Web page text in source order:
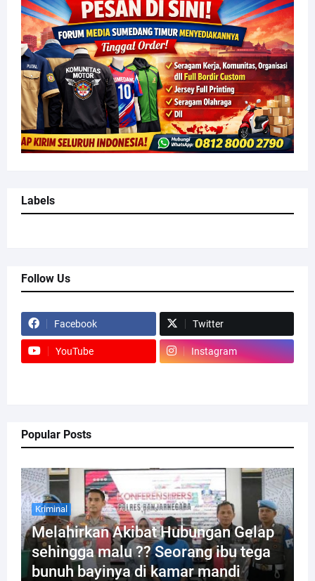
Labels
Follow Us
Facebook Twitter
YouTube Instagram
Popular Posts
Kriminal
Melahirkan Akibat Hubungan Gelap
sehingga malu ?? Seorang ibu tega
bunuh bayinya di kamar mandi